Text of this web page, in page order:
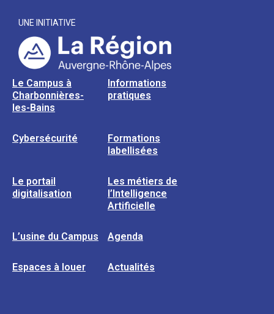
UNE INITIATIVE
Le Campus à
Charbonnières-
les-Bains
Informations
pratiques
Cybersécurité
Formations
labellisées
Le portail
digitalisation
Les métiers de
l’Intelligence
Artificielle
L’usine du Campus Agenda
Espaces à louer Actualités